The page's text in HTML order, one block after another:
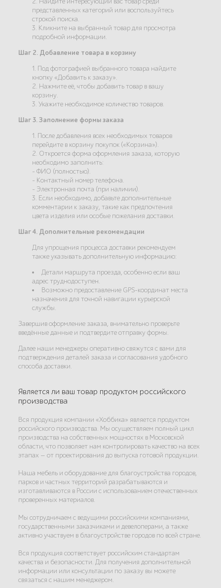
представленных категорий или воспользуйтесь
строкой поиска.
3. Кликните на выбранный товар для просмотра
подробной информации.
Шаг 2. Добавление товара в корзину
1. Под фотографией выбранного товара найдите
кнопку «Добавить к заказу».
2. Нажмите её, чтобы добавить товар в вашу
корзину.
3. Укажите необходимое количество товаров.
Шаг 3. Заполнение формы заказа
1. После добавления всех необходимых товаров
перейдите в корзину покупок («Корзина»).
2. Откроется форма оформления заказа, которую
необходимо заполнить:
- ФИО (полностью).
- Контактный номер телефона.
- Электронная почта (при наличии).
3. Если необходимо, добавьте дополнительные
комментарии к заказу, такие как предпочтения
цвета изделия или особые пожелания доставки.
Шаг 4. Дополнительные рекомендации
Для упрощения процесса доставки рекомендуем
также указывать дополнительную информацию:
Детали маршрута проезда, особенно если ваш
адрес труднодоступен.
Возможно предоставление GPS-координат места
назначения для точной навигации курьерской
службы.
Завершив оформление заказа, внимательно проверьте
введённые данные и подтвердите отправку формы.
Далее наши менеджеры оперативно свяжутся с вами для
подтверждения деталей заказа и согласования удобного
способа доставки.
Является ли ваш товар продуктом российского
производства
Вся продукция компании «Хоббика» является продуктом
российского производства. Мы осуществляем полный цикл
производства на собственных мощностях в Московской
области, что позволяет нам контролировать качество на всех
этапах — от проектирования до выпуска готовой продукции.
Наша мебель и оборудование для благоустройства городов,
парков и частных территорий разрабатываются и
изготавливаются в России с использованием отечественных
проверенных материалов.
Мы сотрудничаем с ведущими российскими компаниями,
государственными заказчиками и девелоперами, а также
активно участвуем в благоустройстве городов по всей стране.
Вся продукция соответствует российским стандартам
качества и безопасности. Для получения дополнительной
информации или консультации по заказу вы можете
связаться с нашим менеджером.